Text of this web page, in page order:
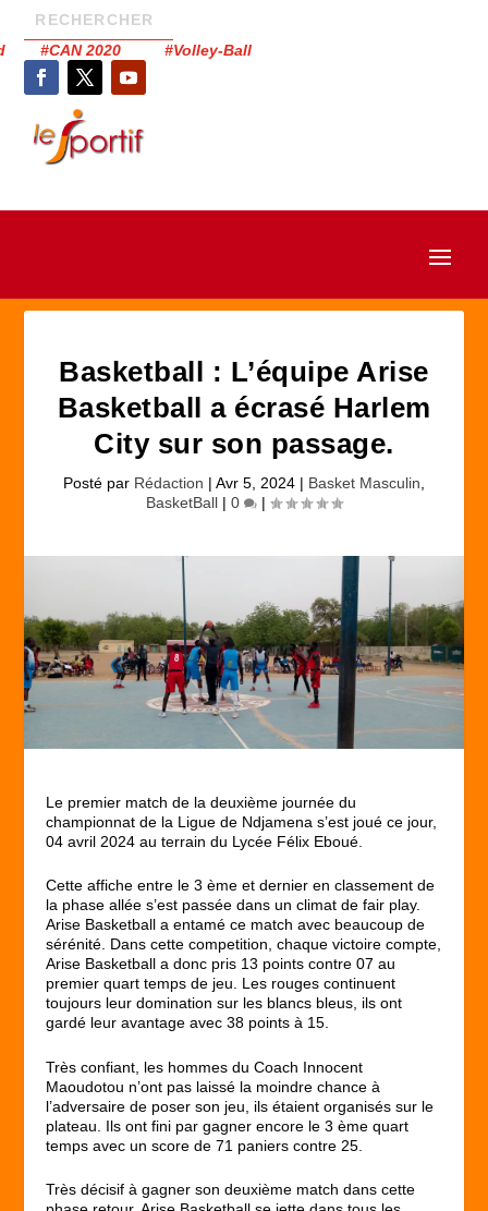
#CAN 2020 #Volley-Ball
Basketball : L’équipe Arise
Basketball a écrasé Harlem
City sur son passage.
Posté par Rédaction | Avr 5, 2024 | Basket Masculin
BasketBall | 0 |
Le premier match de la deuxième journée du
championnat de la Ligue de Ndjamena s’est joué ce jour,
04 avril 2024 au terrain du Lycée Félix Eboué.
Cette affiche entre le 3 ème et dernier en classement de
la phase allée s’est passée dans un climat de fair play.
Arise Basketball a entamé ce match avec beaucoup de
sérénité. Dans cette competition, chaque victoire compte,
Arise Basketball a donc pris 13 points contre 07 au
premier quart temps de jeu. Les rouges continuent
toujours leur domination sur les blancs bleus, ils ont
gardé leur avantage avec 38 points à 15.
Très confiant, les hommes du Coach Innocent
Maoudotou n’ont pas laissé la moindre chance à
l’adversaire de poser son jeu, ils étaient organisés sur le
plateau. Ils ont fini par gagner encore le 3 ème quart
temps avec un score de 71 paniers contre 25.
Très décisif à gagner son deuxième match dans cette